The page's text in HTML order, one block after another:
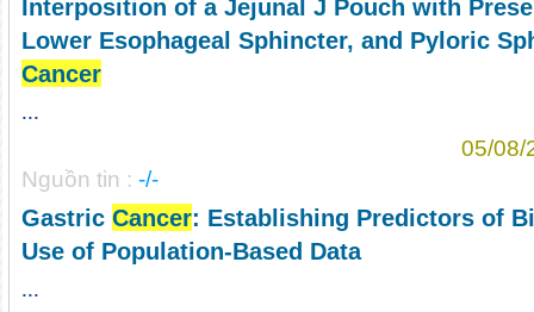
Interposition of a Jejunal J Pouch with
Lower Esophageal Sphincter, and Pyloric
Cancer
...
05/08/
Nguồn tin : -/-
Gastric Cancer: Establishing Predictors of
Use of Population-Based Data
...